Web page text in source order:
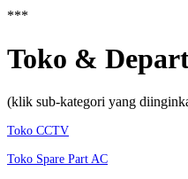
***
Toko &
(klik sub-kategori yang
Toko CCTV
Toko Spare Part AC